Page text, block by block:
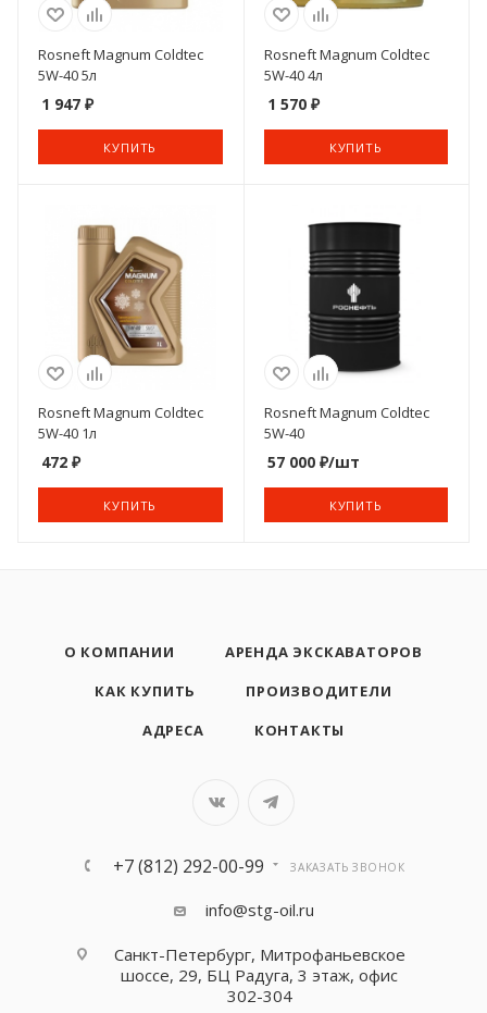
Rosneft Magnum Coldtec
5W-40 5л
1 947 ₽
КУПИТЬ
Rosneft Magnum Coldtec
5W-40 4л
1 570₽
КУПИТЬ
Rosneft Magnum Coldtec
5W-40 1л
472 ₽
КУПИТЬ
Rosneft Magnum Coldtec
5W-40
57 000₽/шт
КУПИТЬ
О КОМПАНИИ
АРЕНДА ЭКСКАВАТОРОВ
КАК КУПИТЬ
ПРОИЗВОДИТЕЛИ
АДРЕСА
КОНТАКТЫ
+7 (812) 292-00-99 ЗАКАЗАТЬ ЗВОНОК
info@stg-oil.ru
Санкт-Петербург, Митрофаньевское
шоссе, 29, БЦ Радуга, 3 этаж, офис
302-304